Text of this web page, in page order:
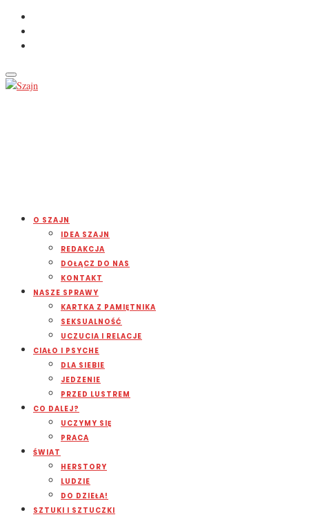
O SZAJN
IDEA SZAJN
REDAKCJA
DOŁĄCZ DO NAS
KONTAKT
NASZE SPRAWY
KARTKA Z PAMIĘTNIKA
SEKSUALNOŚĆ
UCZUCIA I RELACJE
CIAŁO I PSYCHE
DLA SIEBIE
JEDZENIE
PRZED LUSTREM
CO DALEJ?
UCZYMY SIĘ
PRACA
ŚWIAT
HERSTORY
LUDZIE
DO DZIEŁA!
SZTUKI I SZTUCZKI